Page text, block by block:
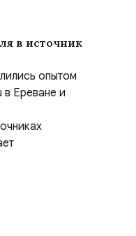
в источник
опытом
в Ереване и